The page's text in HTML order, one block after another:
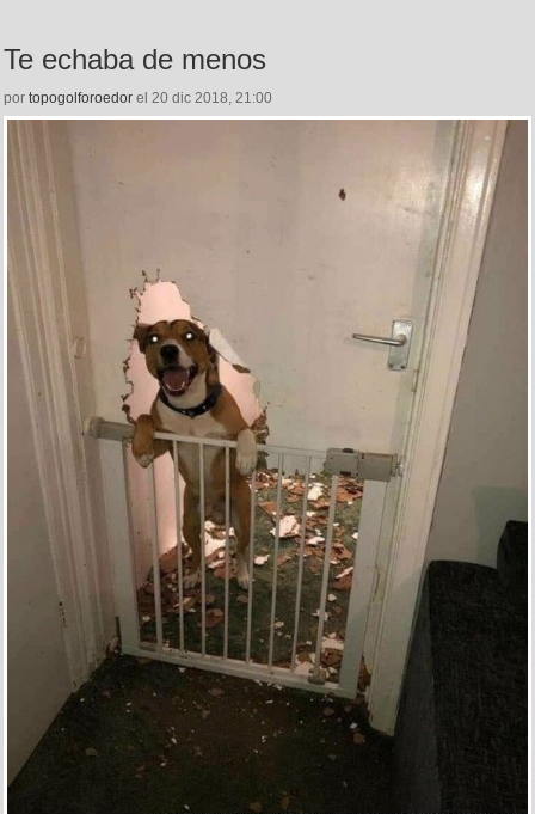
Te echaba de menos
por topogolforoedor el 20 dic 2018, 21:00